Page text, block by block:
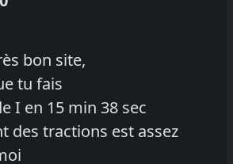
bon site,
tu fais
I en 15 min 38 sec
des tractions est assez